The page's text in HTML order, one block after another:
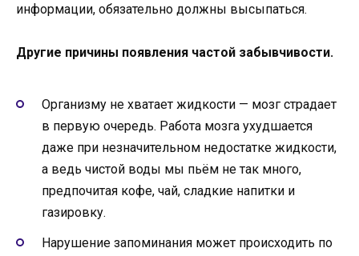
информации, обязательно должны высыпаться.
Другие причины появления частой забывчивости.
Организму не хватает жидкости — мозг страдает
в первую очередь. Работа мозга ухудшается
даже при незначительном недостатке жидкости,
а ведь чистой воды мы пьём не так много,
предпочитая кофе, чай, сладкие напитки и
газировку.
Нарушение запоминания может происходить по